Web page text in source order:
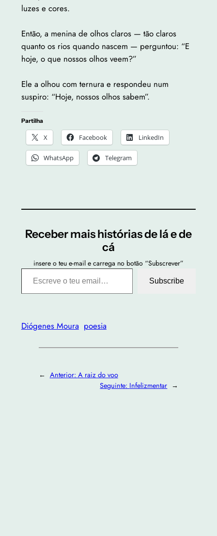
luzes e cores.
Então, a menina de olhos claros — tão claros
quanto os rios quando nascem — perguntou: “E
hoje, o que nossos olhos veem?”
Ele a olhou com ternura e respondeu num
suspiro: “Hoje, nossos olhos sabem”.
Partilha
X Facebook LinkedIn
WhatsApp Telegram
Receber mais histórias de lá e de
cá
insere o teu e-mail e carrega no botão “Subscrever”
Escreve o teu email…
Subscribe
Diógenes Moura poesia
← Anterior: A raiz do voo
Seguinte: Infelizmentar →